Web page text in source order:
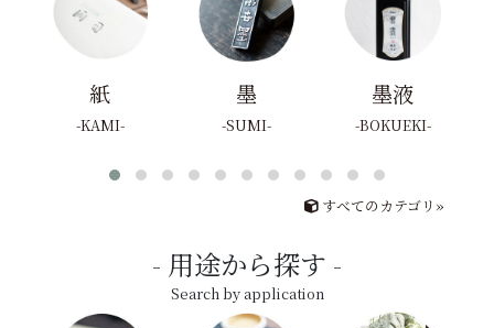
紙
KAMI
墨
SUMI
墨液
BOKUEKI
すべてのカテゴリ»
用途から探す
Search by application